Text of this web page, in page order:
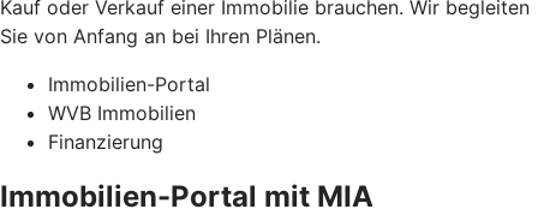
Kauf oder Verkauf einer Immobilie brauchen. Wir begleiten
Sie von Anfang an bei Ihren Plänen.
Immobilien-Portal
WVB Immobilien
Finanzierung
Immobilien-Portal mit MIA